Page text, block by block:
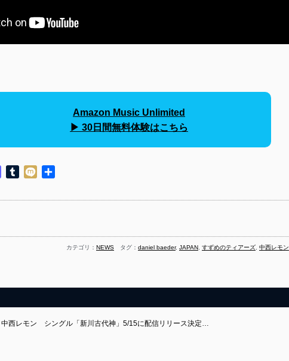
Amazon Music Unlimited
▶︎ 30日間無料体験はこちら
Mastodon
TumblrMixi
カテゴリ： NEWS タグ： daniel baeder, JAPAN, すずめのティアーズ, 中西レモン
中西レモン シングル「新川古代神」5/15に配信リリース決定…